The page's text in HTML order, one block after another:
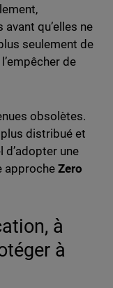
qu’elles ne
seulement de
de
obsolètes.
distribué et
une
approcheZero
à
à